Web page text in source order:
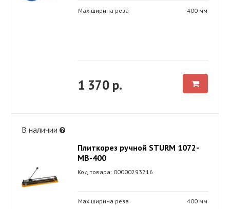
Max ширина реза 400 мм
1 370 р.
В наличии
Плиткорез ручной STURM 1072-
MB-400
Код товара: 00000293216
Max ширина реза 400 мм